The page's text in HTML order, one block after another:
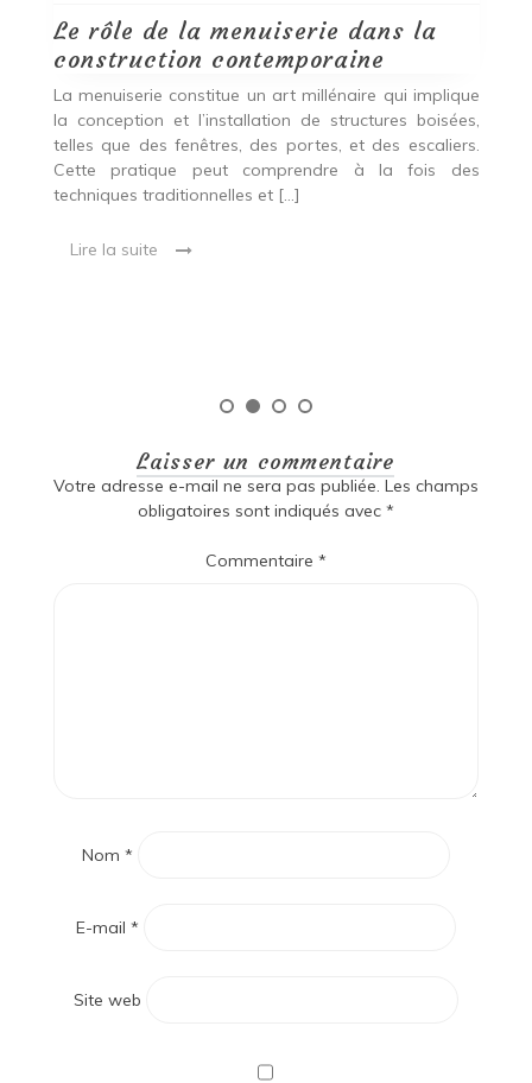
Le rôle de la menuiserie dans la
construction contemporaine
La menuiserie constitue un art millénaire qui implique
la conception et l’installation de structures boisées,
telles que des fenêtres, des portes, et des escaliers.
Cette pratique peut comprendre à la fois des
techniques traditionnelles et […]
Lire la suite
Laisser un commentaire
Votre adresse e-mail ne sera pas publiée. Les champs
obligatoires sont indiqués avec *
Commentaire *
Nom *
E-mail *
Site web